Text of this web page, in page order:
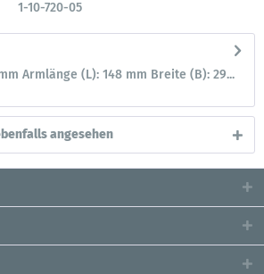
1-10-720-05
Armlänge (L): 148 mm Breite (B): 29...
angesehen